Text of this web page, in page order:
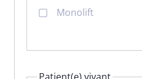
Monolift